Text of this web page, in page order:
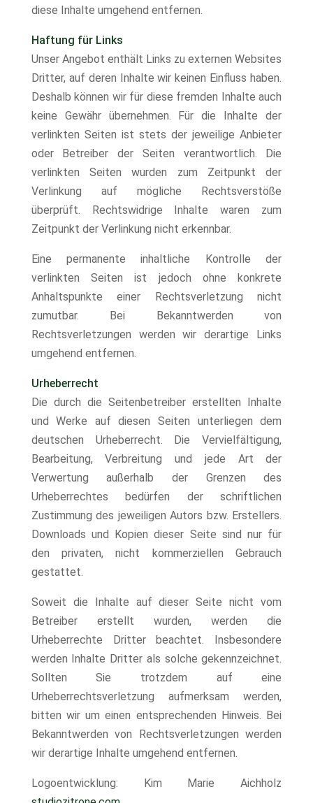
diese Inhalte umgehend entfernen.
Haftung für Links
Unser Angebot enthält Links zu externen Websites
Dritter, auf deren Inhalte wir keinen Einfluss haben.
Deshalb können wir für diese fremden Inhalte auch
keine Gewähr übernehmen. Für die Inhalte der
verlinkten Seiten ist stets der jeweilige Anbieter
oder Betreiber der Seiten verantwortlich. Die
verlinkten Seiten wurden zum Zeitpunkt der
Verlinkung auf mögliche Rechtsverstöße
überprüft. Rechtswidrige Inhalte waren zum
Zeitpunkt der Verlinkung nicht erkennbar.
Eine permanente inhaltliche Kontrolle der
verlinkten Seiten ist jedoch ohne konkrete
Anhaltspunkte einer Rechtsverletzung nicht
zumutbar. Bei Bekanntwerden von
Rechtsverletzungen werden wir derartige Links
umgehend entfernen.
Urheberrecht
Die durch die Seitenbetreiber erstellten Inhalte
und Werke auf diesen Seiten unterliegen dem
deutschen Urheberrecht. Die Vervielfältigung,
Bearbeitung, Verbreitung und jede Art der
Verwertung außerhalb der Grenzen des
Urheberrechtes bedürfen der schriftlichen
Zustimmung des jeweiligen Autors bzw. Erstellers.
Downloads und Kopien dieser Seite sind nur für
den privaten, nicht kommerziellen Gebrauch
gestattet.
Soweit die Inhalte auf dieser Seite nicht vom
Betreiber erstellt wurden, werden die
Urheberrechte Dritter beachtet. Insbesondere
werden Inhalte Dritter als solche gekennzeichnet.
Sollten Sie trotzdem auf eine
Urheberrechtsverletzung aufmerksam werden,
bitten wir um einen entsprechenden Hinweis. Bei
Bekanntwerden von Rechtsverletzungen werden
wir derartige Inhalte umgehend entfernen.
Logoentwicklung: Kim Marie Aichholz